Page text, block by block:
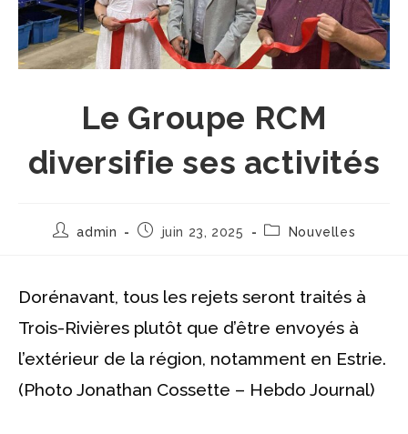
Le Groupe RCM
diversifie ses activités
Auteur/autrice
admin
Publication
juin 23, 2025
PostNouvelles
Dorénavant, tous les rejets seront traités à
Trois-Rivières plutôt que d’être envoyés à
l’extérieur de la région, notamment en Estrie.
(Photo Jonathan Cossette – Hebdo Journal)